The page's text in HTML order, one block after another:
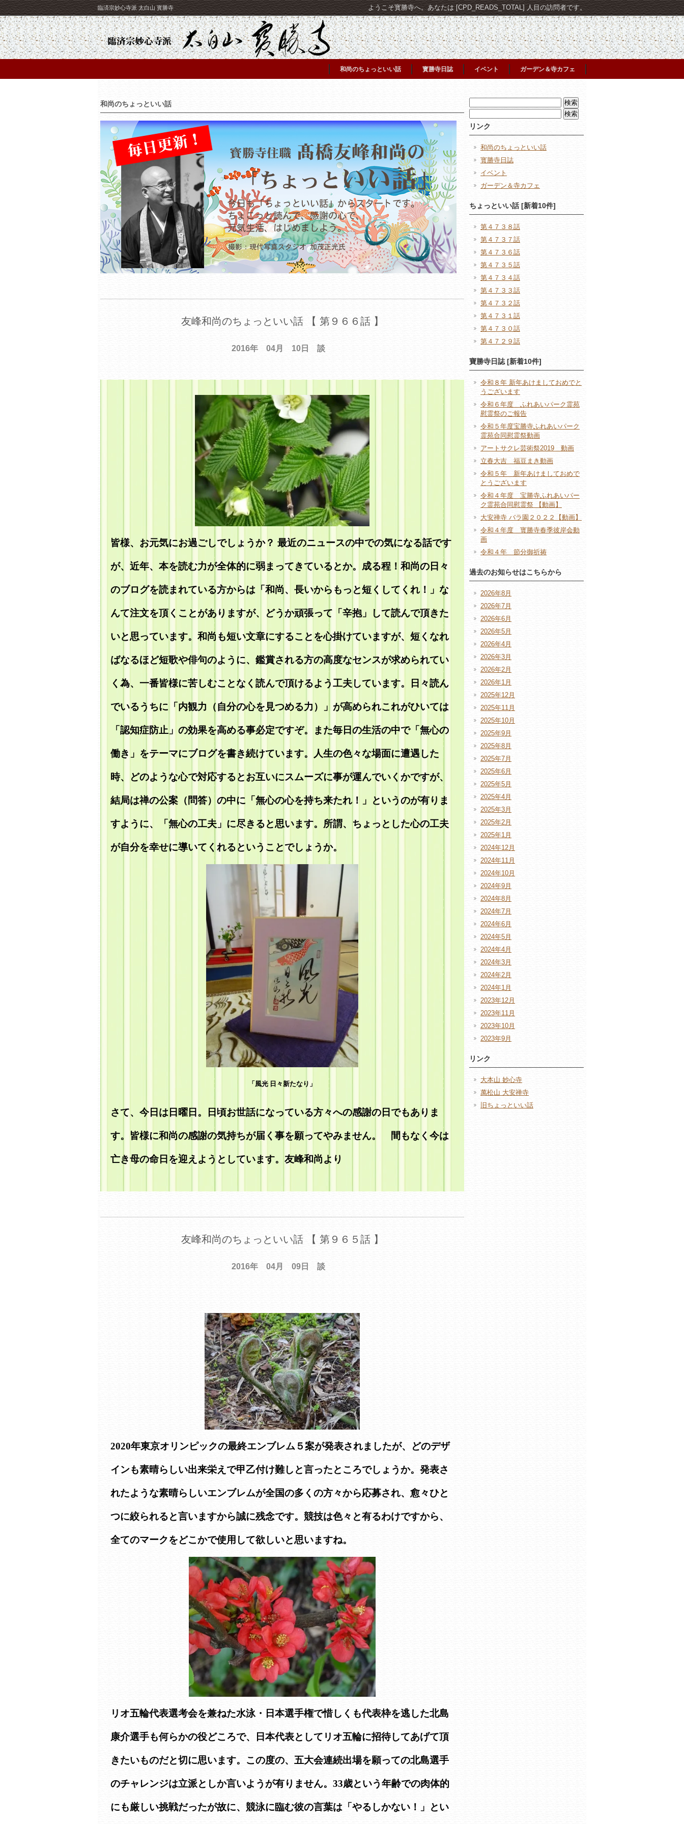
臨済宗妙心寺派 太白山 寳勝寺 ようこそ寳勝寺へ。あなたは [CPD_READS_TOTAL] 人目の訪問者です。
和尚のちょっといい話 寳勝寺日誌 イベント ガーデン＆寺カフェ
和尚のちょっといい話
友峰和尚のちょっといい話 【 第９６６話 】
2016年 04月 10日 談
皆様、お元気にお過ごしでしょうか？ 最近のニュースの中での気になる話です
が、近年、本を読む力が全体的に弱まってきているとか。成る程！和尚の日々
のブログを読まれている方からは「和尚、長いからもっと短くしてくれ！」な
んて注文を頂くことがありますが、どうか頑張って「辛抱」して読んで頂きた
いと思っています。和尚も短い文章にすることを心掛けていますが、短くなれ
ばなるほど短歌や俳句のように、鑑賞される方の高度なセンスが求められてい
く為、一番皆様に苦しむことなく読んで頂けるよう工夫しています。日々読ん
でいるうちに「内観力（自分の心を見つめる力）」が高められこれがひいては
「認知症防止」の効果を高める事必定ですぞ。また毎日の生活の中で「無心の
働き」をテーマにブログを書き続けています。人生の色々な場面に遭遇した
時、どのような心で対応するとお互いにスムーズに事が運んでいくかですが、
結局は禅の公案（問答）の中に「無心の心を持ち来たれ！」というのが有りま
すように、「無心の工夫」に尽きると思います。所謂、ちょっとした心の工夫
が自分を幸せに導いてくれるということでしょうか。
「風光 日々新たなり」
さて、今日は日曜日。日頃お世話になっている方々への感謝の日でもありま
す。皆様に和尚の感謝の気持ちが届く事を願ってやみません。 間もなく今は
亡き母の命日を迎えようとしています。友峰和尚より
友峰和尚のちょっといい話 【 第９６５話 】
2016年 04月 09日 談
2020年東京オリンピックの最終エンブレム５案が発表されましたが、どのデザ
インも素晴らしい出来栄えで甲乙付け難しと言ったところでしょうか。発表さ
れたような素晴らしいエンブレムが全国の多くの方々から応募され、愈々ひと
つに絞られると言いますから誠に残念です。競技は色々と有るわけですから、
全てのマークをどこかで使用して欲しいと思いますね。
リオ五輪代表選考会を兼ねた水泳・日本選手権で惜しくも代表枠を逃した北島
康介選手も何らかの役どころで、日本代表としてリオ五輪に招待してあげて頂
きたいものだと切に思います。この度の、五大会連続出場を願っての北島選手
のチャレンジは立派としか言いようが有りません。33歳という年齢での肉体的
にも厳しい挑戦だったが故に、競泳に臨む彼の言葉は「やるしかない！」とい
索:
索:
リンク
和尚のちょっといい話
寳勝寺日誌
イベント
ガーデン＆寺カフェ
ちょっといい話 [新着10件]
第４７３８話
第４７３７話
第４７３６話
第４７３５話
第４７３４話
第４７３３話
第４７３２話
第４７３１話
第４７３０話
第４７２９話
寶勝寺日誌 [新着10件]
令和８年 新年あけましておめでと
うございます
令和６年度 ふれあいパーク霊苑
慰霊祭のご報告
令和５年度宝勝寺ふれあいパーク
霊苑合同慰霊祭動画
アートサクレ芸術祭2019 動画
立春大吉 福豆まき動画
令和５年 新年あけましておめで
とうございます
令和４年度 宝勝寺ふれあいパー
ク霊苑合同慰霊祭 【動画】
大安禅寺 バラ園２０２２【動画】
令和４年度 寳勝寺春季彼岸会動
画
令和４年 節分御祈祷
過去のお知らせはこちらから
2026年8月
2026年7月
2026年6月
2026年5月
2026年4月
2026年3月
2026年2月
2026年1月
2025年12月
2025年11月
2025年10月
2025年9月
2025年8月
2025年7月
2025年6月
2025年5月
2025年4月
2025年3月
2025年2月
2025年1月
2024年12月
2024年11月
2024年10月
2024年9月
2024年8月
2024年7月
2024年6月
2024年5月
2024年4月
2024年3月
2024年2月
2024年1月
2023年12月
2023年11月
2023年10月
2023年9月
リンク
大本山 妙心寺
萬松山 大安禅寺
旧ちょっといい話